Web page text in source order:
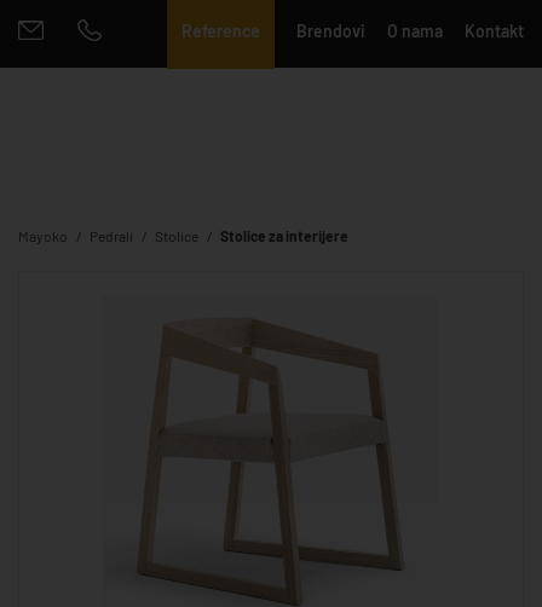
Reference Brendovi O nama Kontakt
Mayoko Pedrali Stolice Stolice za interijere